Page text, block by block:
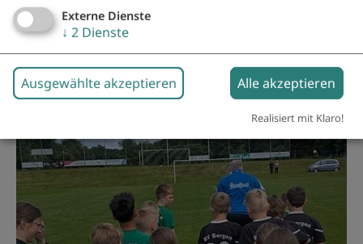
Externe Dienste
↓ 2 Dienste
Ausgewählte akzeptieren Alle akzeptieren
Realisiert mit Klaro!